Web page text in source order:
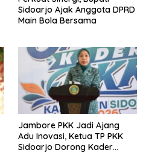
Sidoarjo Ajak Anggota DPRD
Main Bola Bersama
Jambore PKK Jadi Ajang
Adu Inovasi, Ketua TP PKK
Sidoarjo Dorong Kader